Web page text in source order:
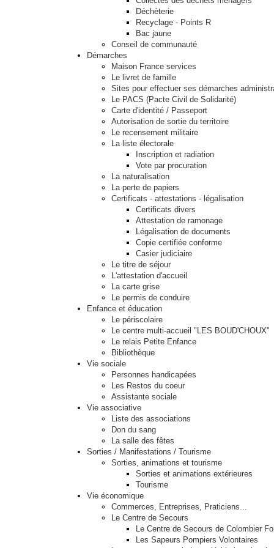
Déchèterie
Recyclage - Points R
Bac jaune
Conseil de communauté
Démarches
Maison France services
Le livret de famille
Sites pour effectuer ses démarches
Le PACS (Pacte Civil de Solidarité)
Carte d'identité / Passeport
Autorisation de sortie du territoire
Le recensement militaire
La liste électorale
Inscription et radiation
Vote par procuration
La naturalisation
La perte de papiers
Certificats - attestations - légalisation
Certificats divers
Attestation de ramonage
Légalisation de documents
Copie certifiée conforme
Casier judiciaire
Le titre de séjour
L'attestation d'accueil
La carte grise
Le permis de conduire
Enfance et éducation
Le périscolaire
Le centre multi-accueil "LES BOUD'CHOUX"
Le relais Petite Enfance
Bibliothèque
Vie sociale
Personnes handicapées
Les Restos du coeur
Assistante sociale
Vie associative
Liste des associations
Don du sang
La salle des fêtes
Sorties / Manifestations / Tourisme
Sorties, animations et tourisme
Sorties et animations extérieures
Tourisme
Vie économique
Commerces, Entreprises, Praticiens...
Le Centre de Secours
Le Centre de Secours de Colombier
Les Sapeurs Pompiers Volontaires